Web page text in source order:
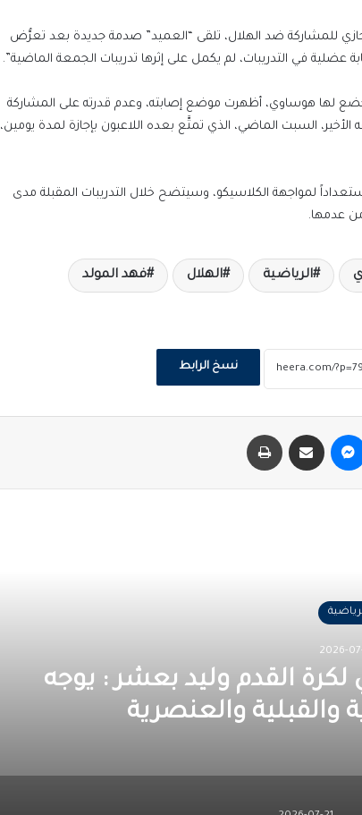
للمشاركة ضد الهلال، تلقى “العميد” صدمة جديدة بعد تعرُّض
عضلية في التدريبات، لم يكمل على إثرها تدريبات الجمعة الماضية”.
خضع لها هوساوي، أظهرت موضع إصابته، وعدم قدرته على المشاركة
السبت الماضي، الذي تمتَّع بعده اللاعبون بإجازة لمدة يومين،
استعداداً لمواجهة الكلاسيكو، وسيتضح خلال التدريبات المقبلة مدى
عدمها.
الرياضية الهلال فهد المولد
نسخ الرابط
ماسنجر مشاركة عبر البريد
2026-
لكرة القدم وليد بعشر : يوجه
والقبلية والعنصرية